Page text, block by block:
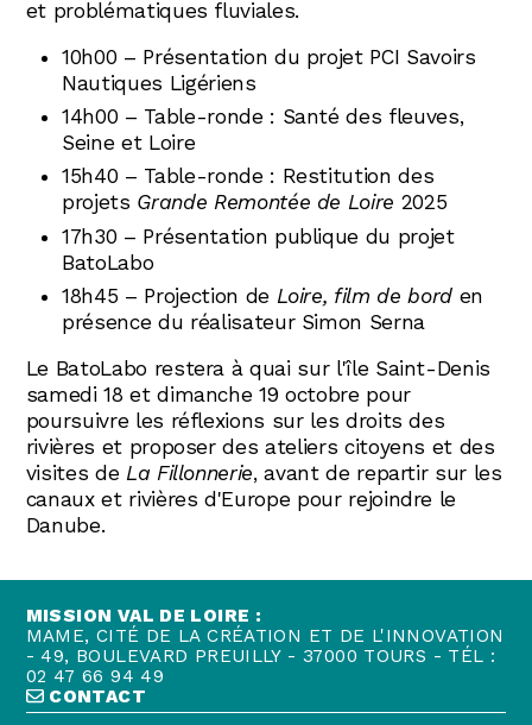
et problématiques fluviales.
10h00 – Présentation du projet PCI Savoirs
Nautiques Ligériens
14h00 – Table-ronde : Santé des fleuves,
Seine et Loire
15h40 – Table-ronde : Restitution des
projets Grande Remontée de Loire 2025
17h30 – Présentation publique du projet
BatoLabo
18h45 – Projection de Loire, film de borden
présence du réalisateur Simon Serna
Le BatoLabo restera à quai sur l'île Saint-Denis
samedi 18 et dimanche 19 octobre pour
poursuivre les réflexions sur les droits des
rivières et proposer des ateliers citoyens et des
visites de La Fillonnerie, avant de repartir sur les
canaux et rivières d'Europe pour rejoindre le
Danube.
MISSION VAL DE LOIRE :
MAME, CITÉ DE LA CRÉATION ET DE L'INNOVATION
- 49, BOULEVARD PREUILLY - 37000 TOURS - TÉL :
02 47 66 94 49
CONTACT